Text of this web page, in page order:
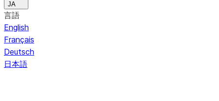
JA
言語
English
Français
Deutsch
日本語